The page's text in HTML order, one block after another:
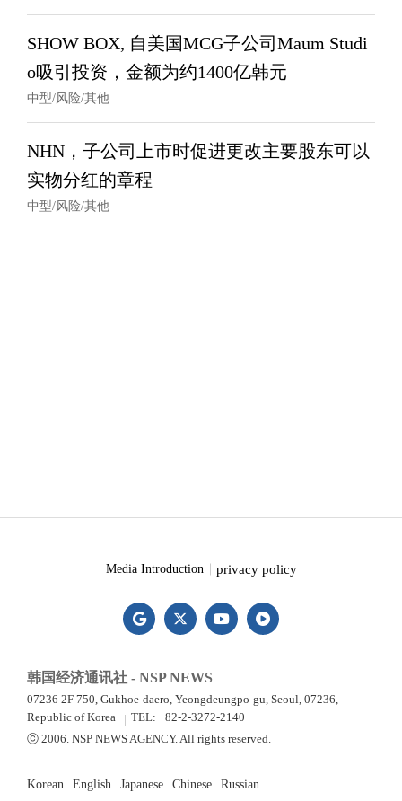
SHOW BOX, 自美国MCG子公司Maum Studi
o吸引投资，金额为约1400亿韩元
中型/风险/其他
NHN，子公司上市时促进更改主要股东可以
实物分红的章程
中型/风险/其他
Media Introduction privacy policy
韩国经济通讯社 - NSP NEWS
07236 2F 750, Gukhoe-daero, Yeongdeungpo-gu, Seoul, 07236,
Republic of Korea
TEL: +82-2-3272-2140
ⓒ 2006. NSP NEWS AGENCY. All rights reserved.
Korean English Japanese Chinese Russian